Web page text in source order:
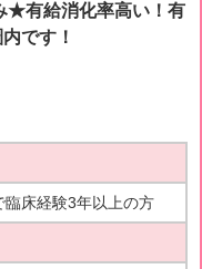
★有給消化率高い！有
です！
床経験3年以上の方